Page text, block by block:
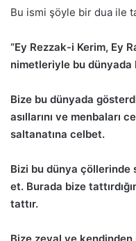
Bu ismi şöyle bir dua ile
“Ey Rezzak-i Kerim, Ey
nimetleriyle bu dünyada
Bize bu dünyada
asıllarını ve menbaları
saltanatına celbet.
Bizi bu dünya çöllerinde
et. Burada bize
tattır.